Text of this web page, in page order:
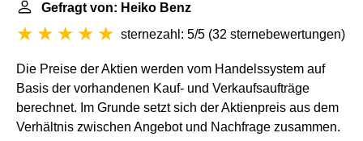
Gefragt von: Heiko Benz
sternezahl: 5/5 (32 sternebewertungen)
Die Preise der Aktien werden vom Handelssystem auf
Basis der vorhandenen Kauf- und Verkaufsaufträge
berechnet. Im Grunde setzt sich der Aktienpreis aus dem
Verhältnis zwischen Angebot und Nachfrage zusammen.